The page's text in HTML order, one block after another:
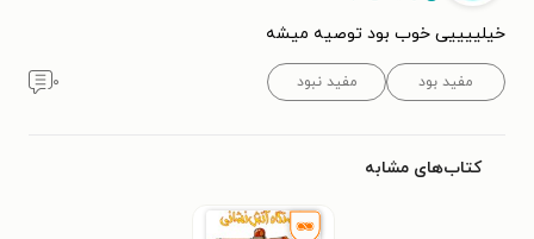
خیلییییی خوب بود توصیه میشه
مفید بود مفید نبود ۰
کتاب‌های مشابه